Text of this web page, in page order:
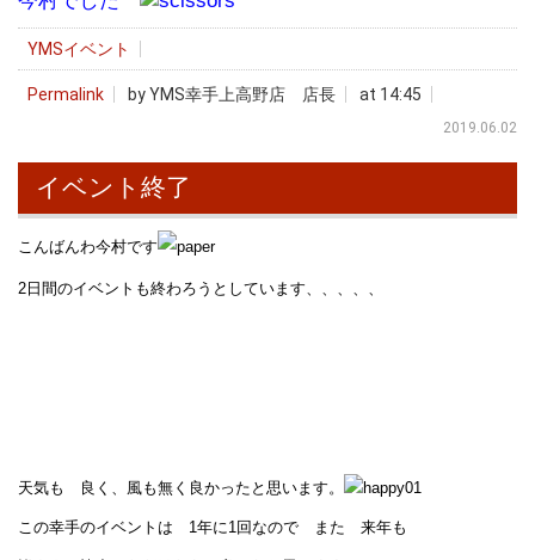
YMSイベント
Permalink by YMS幸手上高野店 店長 at 14:45
2019.06.02
イベント終了
こんばんわ今村です
2日間のイベントも終わろうとしています、、、、、
天気も 良く、風も無く良かったと思います。
この幸手のイベントは 1年に1回なので また 来年も